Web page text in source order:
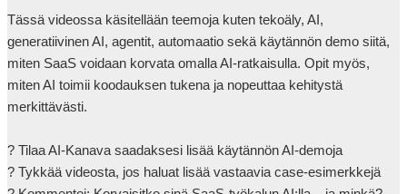
Tässä videossa käsitellään teemoja kuten tekoäly, AI,
generatiivinen AI, agentit, automaatio sekä käytännön demo siitä,
miten SaaS voidaan korvata omalla AI-ratkaisulla. Opit myös,
miten AI toimii koodauksen tukena ja nopeuttaa kehitystä
merkittävästi.
? Tilaa AI-Kanava saadaksesi lisää käytännön AI-demoja
? Tykkää videosta, jos haluat lisää vastaavia case-esimerkkejä